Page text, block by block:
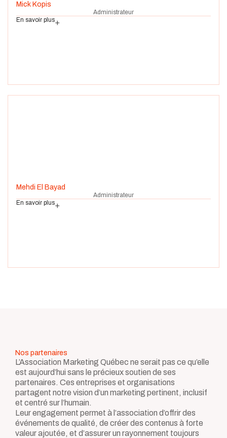
Mick Kopis
Administrateur
En savoir plus
Mehdi El Bayad
Administrateur
En savoir plus
Nos partenaires
L’Association Marketing Québec ne serait pas ce qu’elle
est aujourd’hui sans le précieux soutien de ses
partenaires. Ces entreprises et organisations
partagent notre vision d’un marketing pertinent, inclusif
et centré sur l’humain.
Leur engagement permet à l’association d’offrir des
événements de qualité, de créer des contenus à forte
valeur ajoutée, et d’assurer un rayonnement toujours